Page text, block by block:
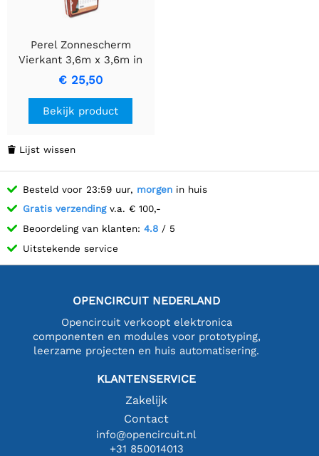
Perel Zonnescherm
Vierkant 3,6m x 3,6m in
Terracotta
€ 25,50
Bekijk product
 Lijst wissen
Besteld voor 23:59 uur, morgen in huis
Gratis verzendingv.a. € 100,-
Beoordeling van klanten: 4.8 / 5
Uitstekende service
OPENCIRCUIT NEDERLAND
Opencircuit verkoopt elektronica
componenten en modules voor prototyping,
leerzame projecten en huis automatisering.
KLANTENSERVICE
Zakelijk
Contact
info@opencircuit.nl
+31 850014013